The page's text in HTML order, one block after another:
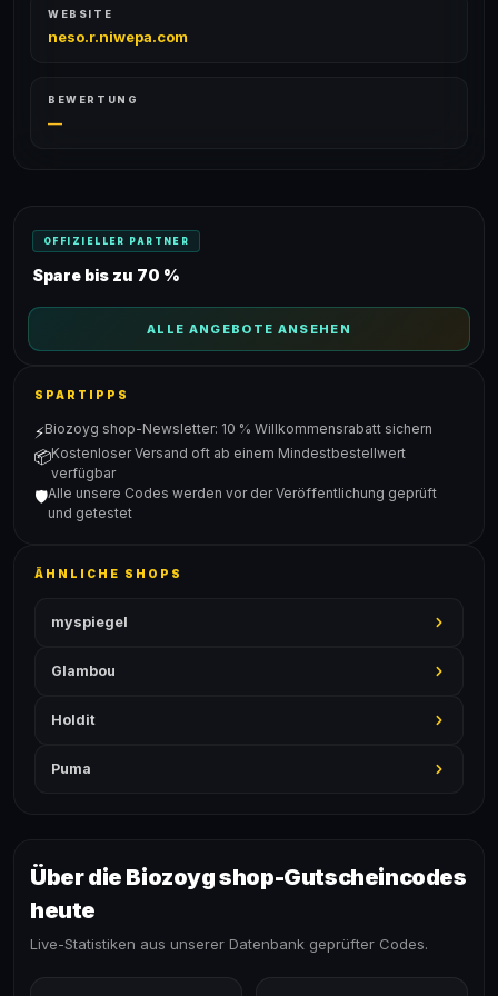
WEBSITE
neso.r.niwepa.com
BEWERTUNG
—
OFFIZIELLER PARTNER
Spare bis zu 70 %
ALLE ANGEBOTE ANSEHEN
SPARTIPPS
⚡Biozoyg shop-Newsletter: 10 % Willkommensrabatt sichern
📦Kostenloser Versand oft ab einem Mindestbestellwert
verfügbar
🛡️Alle unsere Codes werden vor der Veröffentlichung geprüft
und getestet
ÄHNLICHE SHOPS
myspiegel
Glambou
Holdit
Puma
Über die Biozoyg shop-Gutscheincodes
heute
Live-Statistiken aus unserer Datenbank geprüfter Codes.